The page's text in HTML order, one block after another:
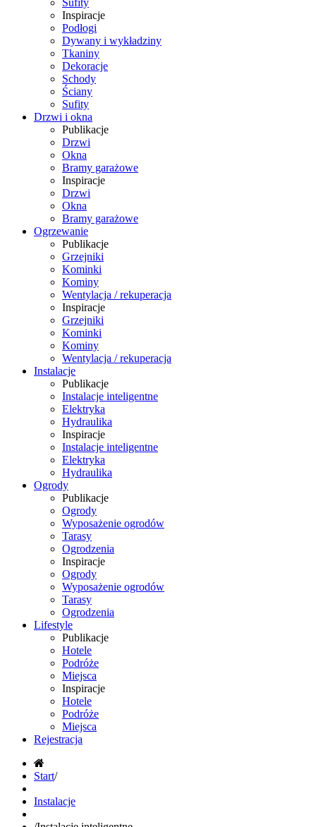
Sufity
Inspiracje
Podłogi
Dywany i wykładziny
Tkaniny
Dekoracje
Schody
Ściany
Sufity
Drzwi i okna
Publikacje
Drzwi
Okna
Bramy garażowe
Inspiracje
Drzwi
Okna
Bramy garażowe
Ogrzewanie
Publikacje
Grzejniki
Kominki
Kominy
Wentylacja / rekuperacja
Inspiracje
Grzejniki
Kominki
Kominy
Wentylacja / rekuperacja
Instalacje
Publikacje
Instalacje inteligentne
Elektryka
Hydraulika
Inspiracje
Instalacje inteligentne
Elektryka
Hydraulika
Ogrody
Publikacje
Ogrody
Wyposażenie ogrodów
Tarasy
Ogrodzenia
Inspiracje
Ogrody
Wyposażenie ogrodów
Tarasy
Ogrodzenia
Lifestyle
Publikacje
Hotele
Podróże
Miejsca
Inspiracje
Hotele
Podróże
Miejsca
Rejestracja
Start/
Instalacje